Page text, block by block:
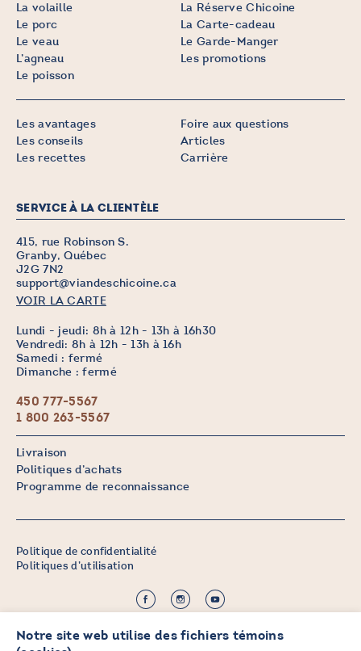
La volaille
Le porc
Le veau
L’agneau
Le poisson
La Réserve Chicoine
La Carte-cadeau
Le Garde-Manger
Les promotions
Les avantages
Les conseils
Les recettes
Foire aux questions
Articles
Carrière
SERVICE À LA CLIENTÈLE
415, rue Robinson S.
Granby, Québec
J2G 7N2
support@viandeschicoine.ca
VOIR LA CARTE
Lundi - jeudi: 8h à 12h - 13h à 16h30
Vendredi: 8h à 12h - 13h à 16h
Samedi : fermé
Dimanche : fermé
450 777-5567
1 800 263-5567
Livraison
Politiques d’achats
Programme de reconnaissance
Crédit :Zen Branding, Design & Com.
Politique de confidentialité
Politiques d’utilisation
Notre site web utilise des fichiers témoins